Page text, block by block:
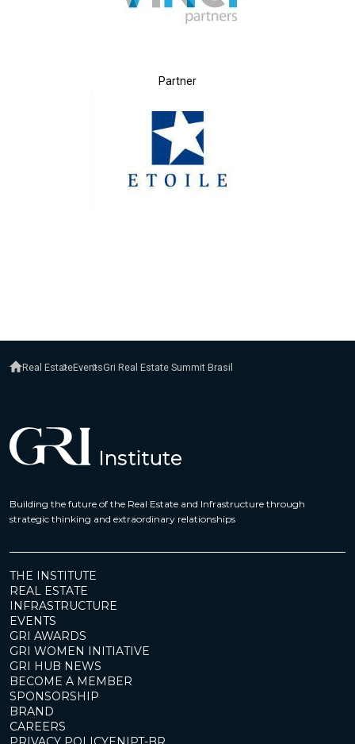
Partner
Real EstateEventsGri Real Estate Summit Brasil
Building the future of the Real Estate and Infrastructure through
strategic thinking and extraordinary relationships
THE INSTITUTE
REAL ESTATE
INFRASTRUCTURE
EVENTS
GRI AWARDS
GRI WOMEN INITIATIVE
GRI HUB NEWS
BECOME A MEMBER
SPONSORSHIP
BRAND
CAREERS